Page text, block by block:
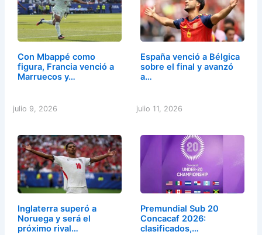
Con Mbappé como
figura, Francia venció a
Marruecos y…
julio 9, 2026
España venció a Bélgica
sobre el final y avanzó
a…
julio 11, 2026
Inglaterra superó a
Noruega y será el
próximo rival…
Premundial Sub 20
Concacaf 2026:
clasificados,…